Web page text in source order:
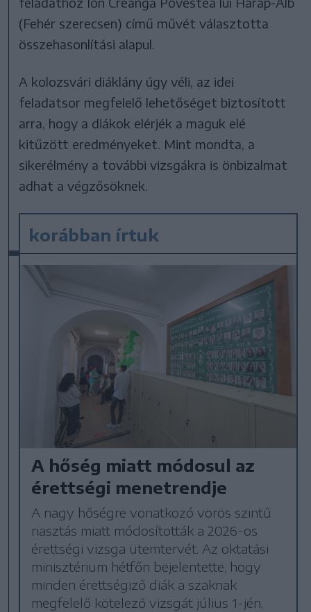
(Fehér szerecsen) című művét választotta
összehasonlítási alapul.
A kolozsvári diáklány úgy véli, az idei
feladatsor megfelelő lehetőséget biztosított
arra, hogy a diákok elérjék a maguk elé
kitűzött eredményeket. Mint mondta, a
sikerélmény a további vizsgákra is önbizalmat
adhat a végzősöknek.
korábban írtuk
A hőség miatt módosul az
érettségi menetrendje
A nagy hőségre vonatkozó vörös szintű
riasztás miatt módosították a 2026-os
érettségi vizsga ütemtervét. Az oktatási
minisztérium hétfőn bejelentette, hogy
minden érettségiző diák a szaknak
megfelelő kötelező vizsgát július 1-jén,